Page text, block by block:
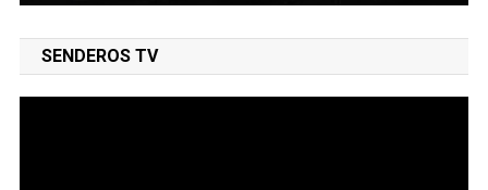
SENDEROS TV